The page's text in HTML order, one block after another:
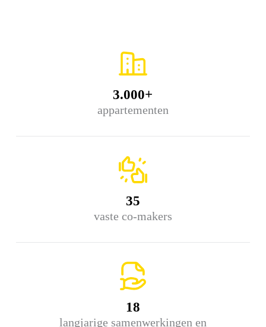
3.000+
appartementen
35
vaste co-makers
18
langjarige samenwerkingen en